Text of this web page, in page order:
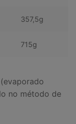
357,5g
715g
no método de